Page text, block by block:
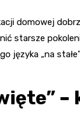
domowej
starsze
języka „na